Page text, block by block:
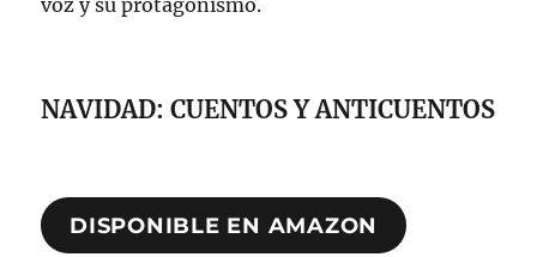
NAVIDAD: CUENTOS Y ANTICUENTOS
DISPONIBLE EN AMAZON